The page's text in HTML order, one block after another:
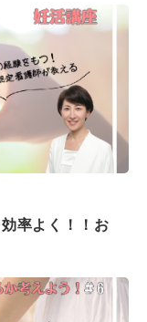
率よく！！お